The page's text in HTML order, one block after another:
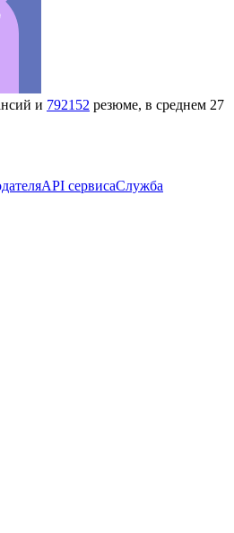
и 792152 резюме, в среднем 27
API сервисаСлужба